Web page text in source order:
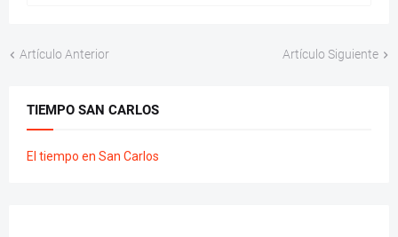
Artículo Anterior Artículo Siguiente
TIEMPO SAN CARLOS
El tiempo en San Carlos